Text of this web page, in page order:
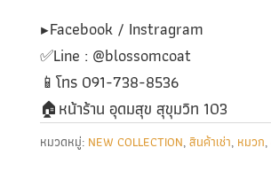
▶️Facebook / Instragram
✅️Line : @blossomcoat
📱โทร 091-738-8536
🏠หน้าร้าน อุดมสุข สุขุมวิท 103
หมวดหมู่: NEW COLLECTION,สินค้าเช่า, หมวก,